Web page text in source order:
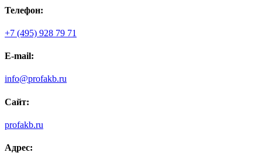
Телефон:
+7 (495) 928 79 71
E-mail:
info@profakb.ru
Сайт:
profakb.ru
Адрес: